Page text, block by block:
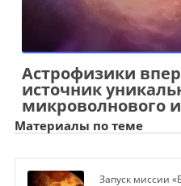
Астрофизики
источник
микроволнового
Материалы по теме
Запуск миссии